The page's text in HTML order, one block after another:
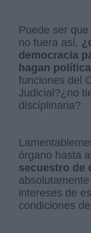
Puede ser
no fuera así,
democracia
hagan
funciones del
Judicial?¿no
disciplinaria?
órgano hasta
secuestro de
intereses de
condiciones